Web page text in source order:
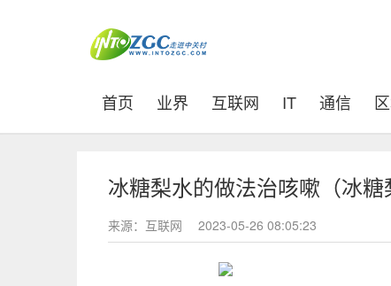
首页 (current)
业界 互联网 IT 通信
冰糖梨水的做法治咳嗽（冰
来源：互联网 2023-05-26 08:05:23